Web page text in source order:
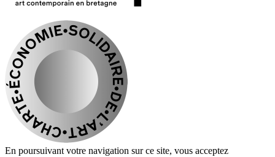
En poursuivant votre navigation sur ce site, vous acceptez